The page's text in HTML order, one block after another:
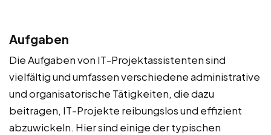
Aufgaben
Die Aufgaben von IT-Projektassistenten sind
vielfältig und umfassen verschiedene administrative
und organisatorische Tätigkeiten, die dazu
beitragen, IT-Projekte reibungslos und effizient
abzuwickeln. Hier sind einige der typischen